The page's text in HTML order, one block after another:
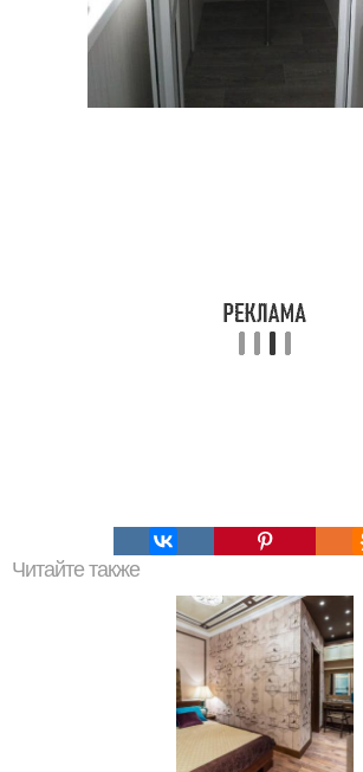
Читайте также